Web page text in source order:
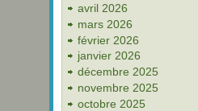
avril 2026
mars 2026
février 2026
janvier 2026
décembre 2025
novembre 2025
octobre 2025